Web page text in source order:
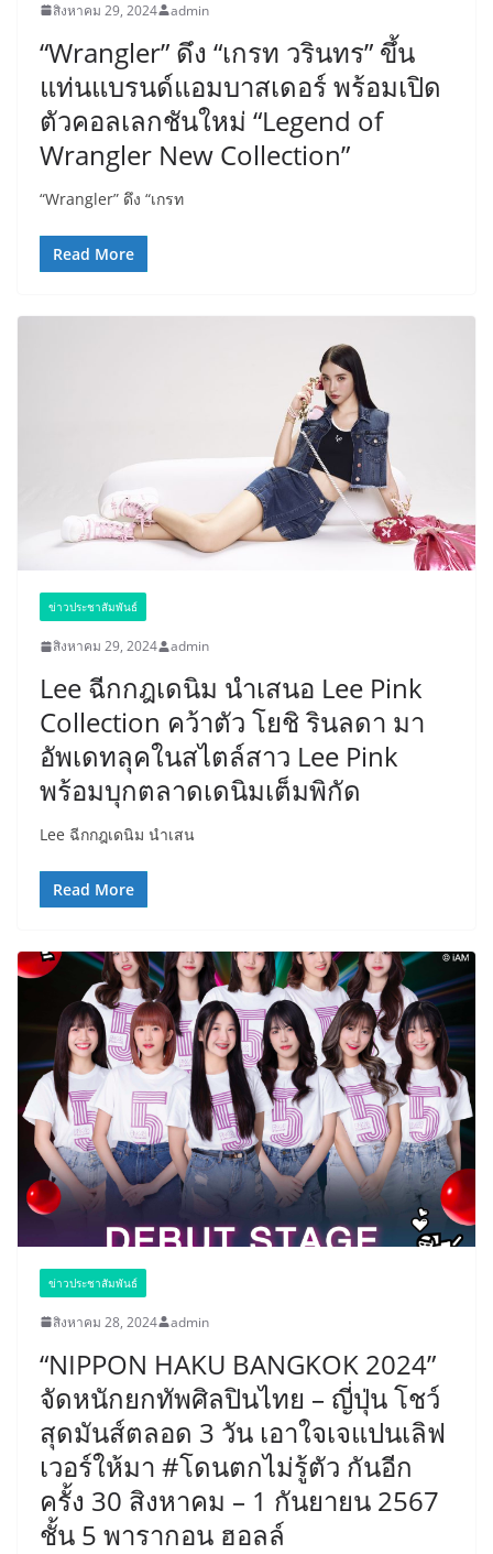
สิงหาคม 29, 2024 admin
“Wrangler” ดึง “เกรท วรินทร” ขึ้น
แท่นแบรนด์แอมบาสเดอร์ พร้อมเปิด
ตัวคอลเลกชันใหม่ “Legend of
Wrangler New Collection”
“Wrangler” ดึง “เกรท
Read More
ข่าวประชาสัมพันธ์
สิงหาคม 29, 2024 admin
Lee ฉีกกฎเดนิม นำเสนอ Lee Pink
Collection คว้าตัว โยชิ รินลดา มา
อัพเดทลุคในสไตล์สาว Lee Pink
พร้อมบุกตลาดเดนิมเต็มพิกัด
Lee ฉีกกฎเดนิม นำเสน
Read More
ข่าวประชาสัมพันธ์
สิงหาคม 28, 2024 admin
“NIPPON HAKU BANGKOK 2024”
จัดหนักยกทัพศิลปินไทย – ญี่ปุ่น โชว์
สุดมันส์ตลอด 3 วัน เอาใจเจแปนเลิฟ
เวอร์ให้มา #โดนตกไม่รู้ตัว กันอีก
ครั้ง 30 สิงหาคม – 1 กันยายน 2567
ชั้น 5 พารากอน ฮอลล์